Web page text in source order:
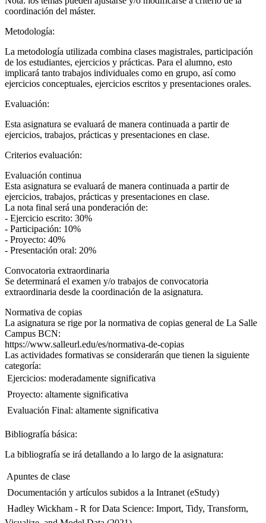
coordinación del máster.
Metodología:
La metodología utilizada combina clases magistrales, participación
de los estudiantes, ejercicios y prácticas. Para el alumno, esto
implicará tanto trabajos individuales como en grupo, así como
ejercicios conceptuales, ejercicios escritos y presentaciones orales.
Evaluación:
Esta asignatura se evaluará de manera continuada a partir de
ejercicios, trabajos, prácticas y presentaciones en clase.
Criterios evaluación:
Evaluación continua
Esta asignatura se evaluará de manera continuada a partir de
ejercicios, trabajos, prácticas y presentaciones en clase.
La nota final será una ponderación de:
- Ejercicio escrito: 30%
- Participación: 10%
- Proyecto: 40%
- Presentación oral: 20%
Convocatoria extraordinaria
Se determinará el examen y/o trabajos de convocatoria
extraordinaria desde la coordinación de la asignatura.
Normativa de copias
La asignatura se rige por la normativa de copias general de La Salle
Campus BCN:
https://www.salleurl.edu/es/normativa-de-copias
Las actividades formativas se considerarán que tienen la siguiente
categoría:
 Ejercicios: moderadamente significativa
 Proyecto: altamente significativa
 Evaluación Final: altamente significativa
Bibliografía básica:
La bibliografía se irá detallando a lo largo de la asignatura:
 Apuntes de clase
 Documentación y artículos subidos a la Intranet (eStudy)
 Hadley Wickham - R for Data Science: Import, Tidy, Transform,